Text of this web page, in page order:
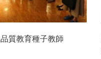
質教育種子教師